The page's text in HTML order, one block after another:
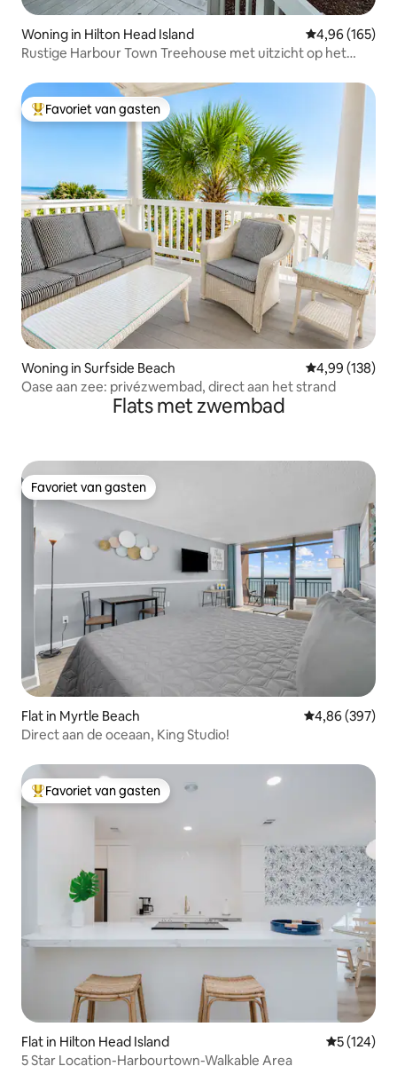
Woning in Hilton Head Island Gemiddelde
4,96 (165)
Rustige Harbour Town Treehouse met uitzicht op het
Topfavoriet van gasten
Favoriet van gasten
Woning in Surfside Beach Gemiddelde
4,99 (138)
Oase aan zee: privézwembad, direct aan het strand
Flats met zwembad
Favoriet van gasten
Favoriet van gasten
Flat in Myrtle Beach Gemiddelde
4,86 (397)
Direct aan de oceaan, King Studio!
Topfavoriet van gasten
Favoriet van gasten
Flat in Hilton Head Island
5 (124)
5 Star Location-Harbourtown-Walkable Area